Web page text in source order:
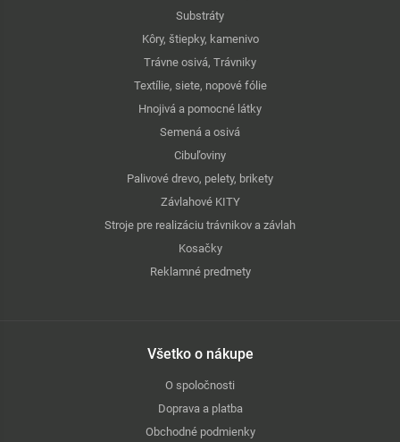
Substráty
Kôry, štiepky, kamenivo
Trávne osivá, Trávniky
Textílie, siete, nopové fólie
Hnojivá a pomocné látky
Semená a osivá
Cibuľoviny
Palivové drevo, pelety, brikety
Závlahové KITY
Stroje pre realizáciu trávnikov a závlah
Kosačky
Reklamné predmety
Všetko o nákupe
O spoločnosti
Doprava a platba
Obchodné podmienky